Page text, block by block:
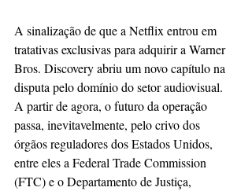
A sinalização de que a Netflix entrou em
tratativas exclusivas para adquirir a Warner
Bros. Discovery abriu um novo capítulo na
disputa pelo domínio do setor audiovisual.
A partir de agora, o futuro da operação
passa, inevitavelmente, pelo crivo dos
órgãos reguladores dos Estados Unidos,
entre eles a Federal Trade Commission
(FTC) e o Departamento de Justiça,